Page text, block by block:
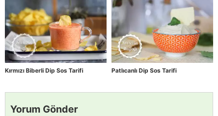
Kırmızı Biberli Dip Sos Tarifi Patlıcanlı Dip Sos Tarifi
Yorum Gönder